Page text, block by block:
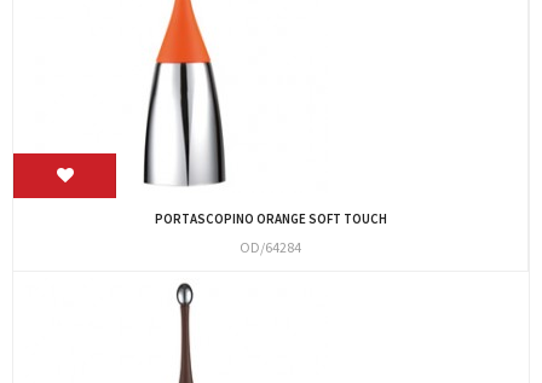
PORTASCOPINO ORANGE SOFT TOUCH
OD/64284